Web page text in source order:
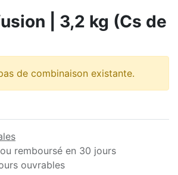
| 3,2 kg (Cs de
de combinaison existante.
remboursé en 30 jours
ouvrables